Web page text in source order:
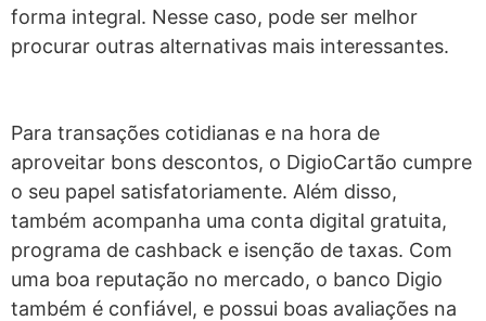
forma integral. Nesse caso, pode ser melhor
procurar outras alternativas mais interessantes.
Para transações cotidianas e na hora de
aproveitar bons descontos, o DigioCartão cumpre
o seu papel satisfatoriamente. Além disso,
também acompanha uma conta digital gratuita,
programa de cashback e isenção de taxas. Com
uma boa reputação no mercado, o banco Digio
também é confiável, e possui boas avaliações na